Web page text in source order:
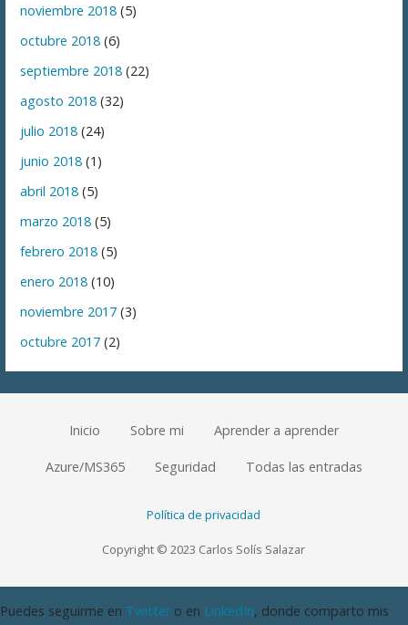
noviembre 2018 (5)
octubre 2018 (6)
septiembre 2018 (22)
agosto 2018 (32)
julio 2018 (24)
junio 2018 (1)
abril 2018 (5)
marzo 2018 (5)
febrero 2018 (5)
enero 2018 (10)
noviembre 2017 (3)
octubre 2017 (2)
Inicio Sobre mi Aprender a aprender
Azure/MS365 Seguridad Todas las entradas
Política de privacidad
Copyright © 2023 Carlos Solís Salazar
Puedes seguirme en Twitter o en LinkedIn, donde comparto mis